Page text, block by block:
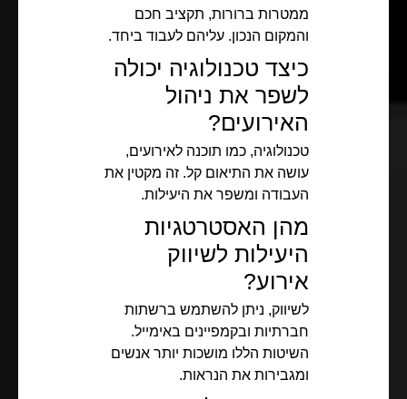
ממטרות ברורות, תקציב חכם
והמקום הנכון. עליהם לעבוד ביחד.
כיצד טכנולוגיה יכולה
לשפר את ניהול
האירועים?
טכנולוגיה, כמו תוכנה לאירועים,
עושה את התיאום קל. זה מקטין את
העבודה ומשפר את היעילות.
מהן האסטרטגיות
היעילות לשיווק
אירוע?
לשיווק, ניתן להשתמש ברשתות
חברתיות ובקמפיינים באימייל.
השיטות הללו מושכות יותר אנשים
ומגבירות את הנראות.